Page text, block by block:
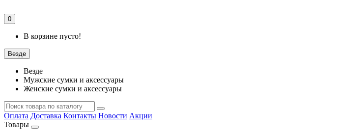
0
В корзине пусто!
Везде
Везде
Мужские сумки и аксессуары
Женские сумки и аксессуары
Оплата Доставка Контакты Новости Акции
Товары